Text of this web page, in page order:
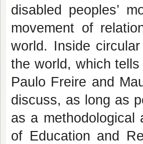
disabled peoples’
movement of
world. Inside
the world, which
Paulo Freire and
discuss, as long as
as a methodological
of Education and